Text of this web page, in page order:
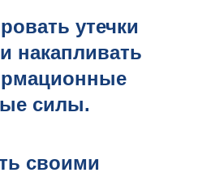
утечки
накапливать
силы.
своими